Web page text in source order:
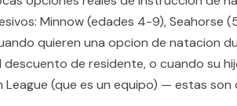
Minnow (edades 4-9), Seahorse
quieren una opcion de natacion
descuento de residente, o cuando su
League (que es un equipo) — estas